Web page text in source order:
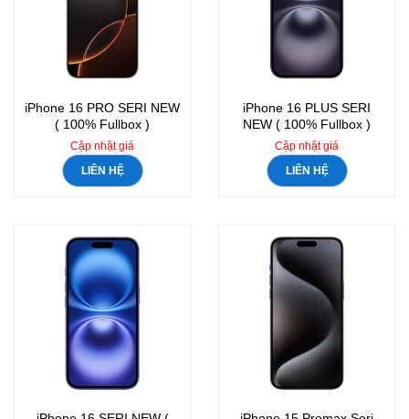
iPhone 16 PRO SERI NEW
( 100% Fullbox )
Cập nhật giá
LIÊN HỆ
iPhone 16 PLUS SERI
NEW ( 100% Fullbox )
Cập nhật giá
LIÊN HỆ